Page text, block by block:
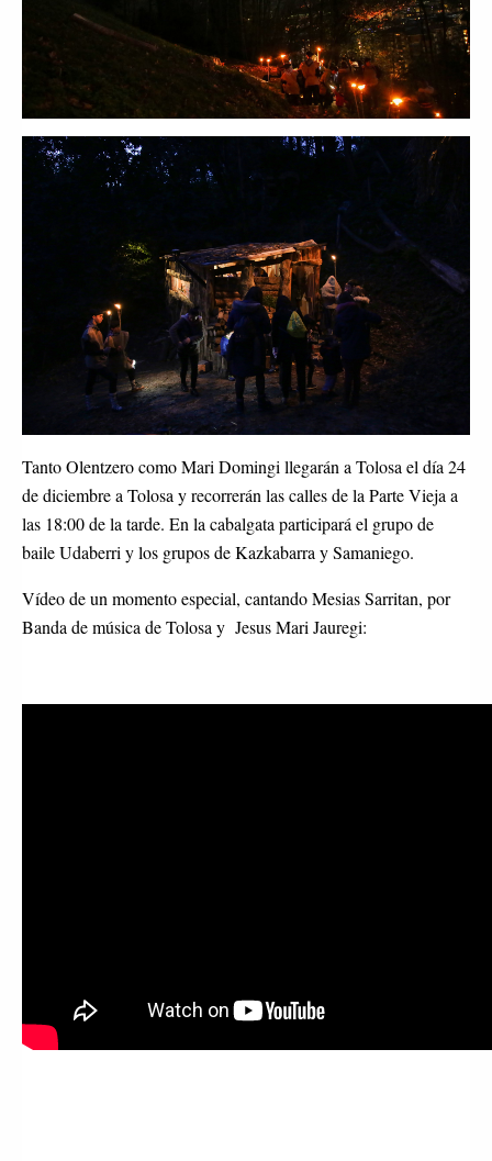
Tanto Olentzero como Mari Domingi llegarán a Tolosa el día 24
de diciembre a Tolosa y recorrerán las calles de la Parte Vieja a
las 18:00 de la tarde. En la cabalgata participará el grupo de
baile Udaberri y los grupos de Kazkabarra y Samaniego.
Vídeo de un momento especial, cantando Mesias Sarritan, por
Banda de música de Tolosa y Jesus Mari Jauregi: